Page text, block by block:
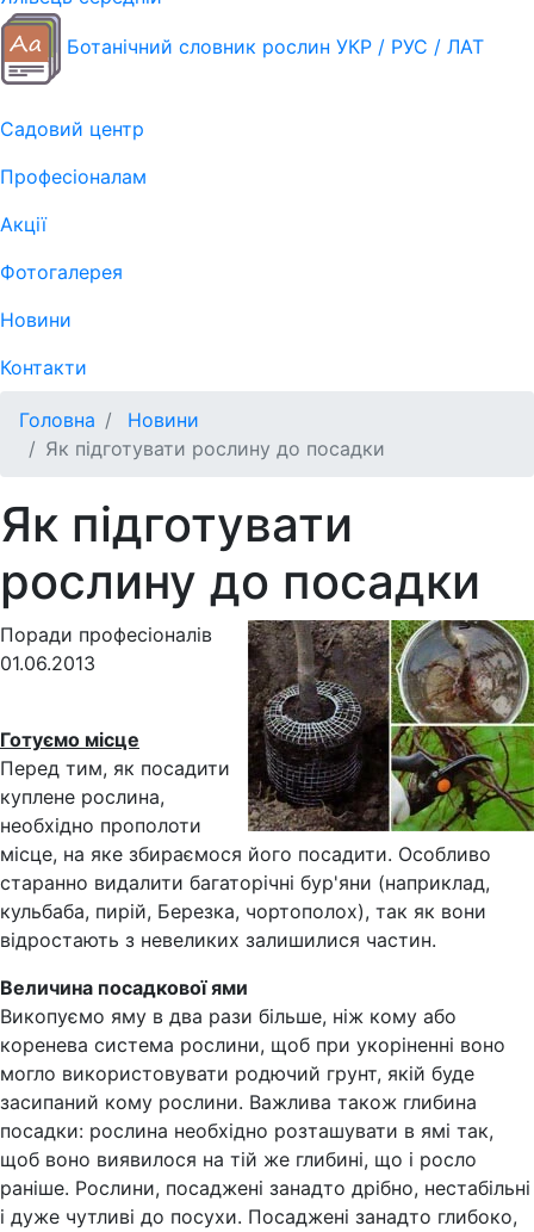
Ботанічний словник рослин УКР / РУС / ЛАТ
Садовий центр
Професіоналам
Акції
Фотогалерея
Новини
Контакти
Головна
Новини
Як підготувати рослину до посадки
Як підготувати
рослину до посадки
Поради професіоналів
01.06.2013
Готуємо місце
Перед тим, як посадити
куплене рослина,
необхідно прополоти
місце, на яке збираємося його посадити. Особливо
старанно видалити багаторічні бур'яни (наприклад,
кульбаба, пирій, Березка, чортополох), так як вони
відростають з невеликих залишилися частин.
Величина посадкової ями
Викопуємо яму в два рази більше, ніж кому або
коренева система рослини, щоб при укоріненні воно
могло використовувати родючий грунт, якій буде
засипаний кому рослини. Важлива також глибина
посадки: рослина необхідно розташувати в ямі так,
щоб воно виявилося на тій же глибині, що і росло
раніше. Рослини, посаджені занадто дрібно, нестабільні
і дуже чутливі до посухи. Посаджені занадто глибоко,